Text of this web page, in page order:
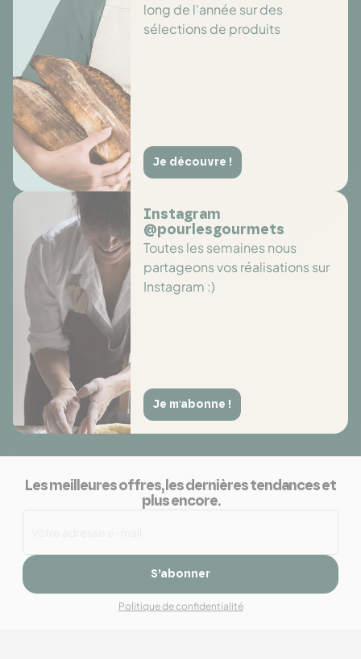
long de l'année sur des
sélections de produits
Je découvre !
Instagram
@pourlesgourmets
Toutes les semaines nous
partageons vos réalisations sur
Instagram :)
Je m'abonne !
Les meilleures offres, les dernières tendances et
plus encore.
S’abonner
Politique de confidentialité